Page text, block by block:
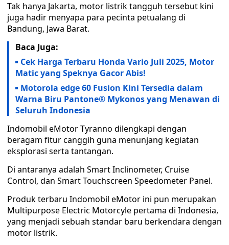
Tak hanya Jakarta, motor listrik tangguh tersebut kini
juga hadir menyapa para pecinta petualang di
Bandung, Jawa Barat.
Baca Juga:
Cek Harga Terbaru Honda Vario Juli 2025, Motor
Matic yang Speknya Gacor Abis!
Motorola edge 60 Fusion Kini Tersedia dalam
Warna Biru Pantone® Mykonos yang Menawan di
Seluruh Indonesia
Indomobil eMotor Tyranno dilengkapi dengan
beragam fitur canggih guna menunjang kegiatan
eksplorasi serta tantangan.
Di antaranya adalah Smart Inclinometer, Cruise
Control, dan Smart Touchscreen Speedometer Panel.
Produk terbaru Indomobil eMotor ini pun merupakan
Multipurpose Electric Motorcyle pertama di Indonesia,
yang menjadi sebuah standar baru berkendara dengan
motor listrik.